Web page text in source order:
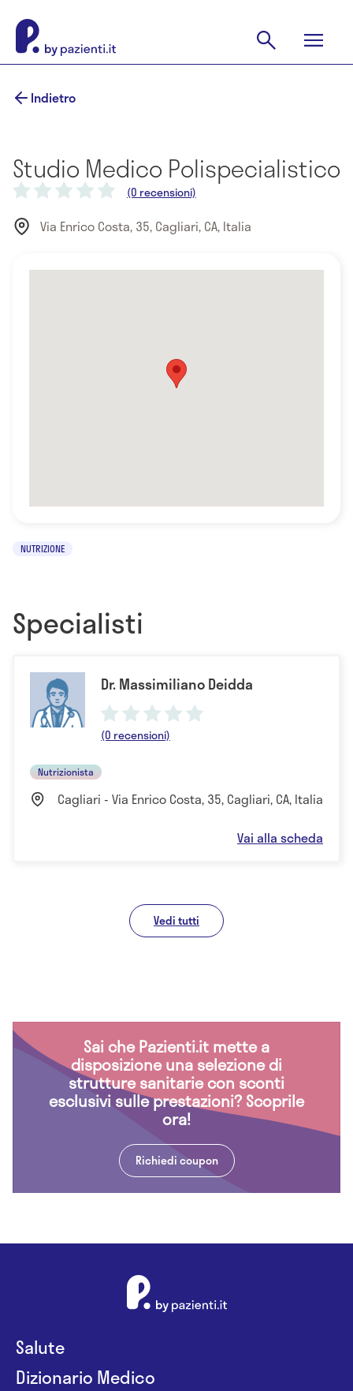
Indietro
Studio Medico Polispecialistico
(0 recensioni)
Via Enrico Costa, 35, Cagliari, CA, Italia
NUTRIZIONE
Specialisti
Dr. Massimiliano Deidda
(0 recensioni)
Nutrizionista
Cagliari - Via Enrico Costa, 35, Cagliari, CA, Italia
Vai alla scheda
Vedi tutti
Sai che Pazienti.it mette a
disposizione una selezione di
strutture sanitarie con sconti
esclusivi sulle prestazioni? Scoprile
ora!
Richiedi coupon
Salute
Dizionario Medico